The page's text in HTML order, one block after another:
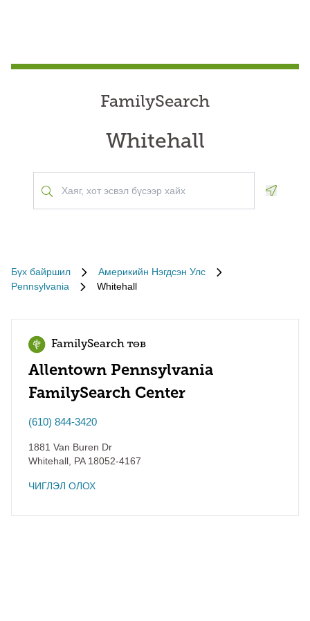
FamilySearch
Whitehall
Бүх байршил
Америкийн Нэгдсэн Улс
Pennsylvania
Whitehall
FamilySearch төв
Allentown Pennsylvania
FamilySearch Center
(610) 844-3420
1881 Van Buren Dr
Whitehall PA18052-4167
ЧИГЛЭЛ ОЛОХ